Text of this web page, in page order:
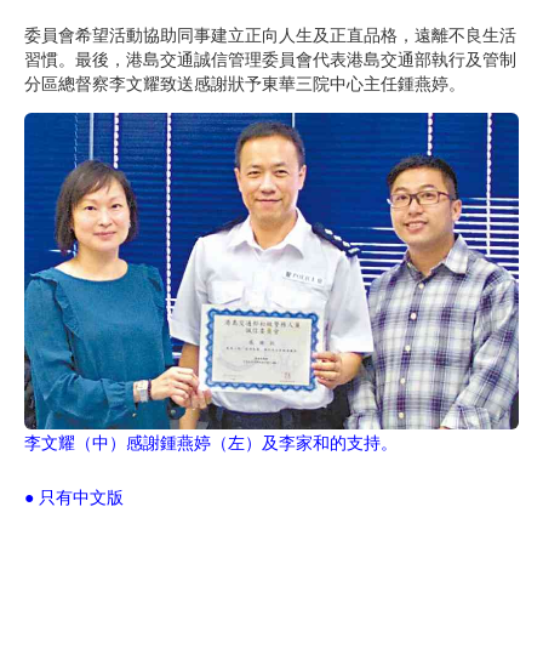
委員會希望活動協助同事建立正向人生及正直品格，遠離不良生活
習慣。最後，港島交通誠信管理委員會代表港島交通部執行及管制
分區總督察李文耀致送感謝狀予東華三院中心主任鍾燕婷。
李文耀（中）感謝鍾燕婷（左）及李家和的支持。
● 只有中文版